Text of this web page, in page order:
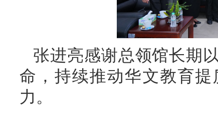
张进亮感谢总领馆长期
命，持续推动华文教育
力。